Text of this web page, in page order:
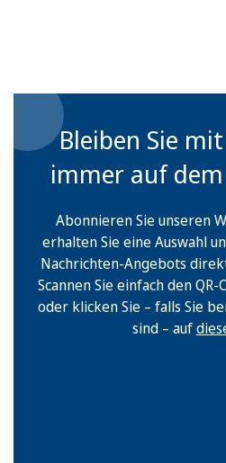
Bleiben Sie
immer auf
Abonnieren Sie unseren
erhalten Sie eine Auswahl
Nachrichten-Angebots
Scannen Sie einfach den
oder klicken Sie – falls Sie
sind – auf